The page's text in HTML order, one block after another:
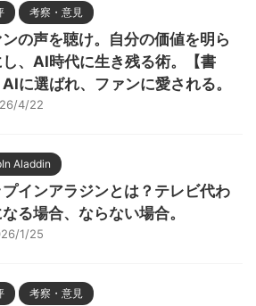
考察・意見
の声を聴け。自分の価値を明ら
、AI時代に生き残る術。【書
に選ばれ、ファンに愛される。
4/22
Aladdin
インアラジンとは？テレビ代わ
なる場合、ならない場合。
1/25
考察・意見